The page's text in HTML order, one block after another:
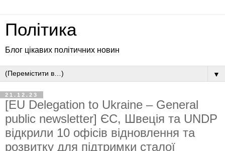
Політика
Блог цікавих політичних новин
▼
21.12.23
[EU Delegation to Ukraine – General
public newsletter] ЄС, Швеція та UNDP
відкрили 10 офісів відновлення та
розвитку для підтримки сталої